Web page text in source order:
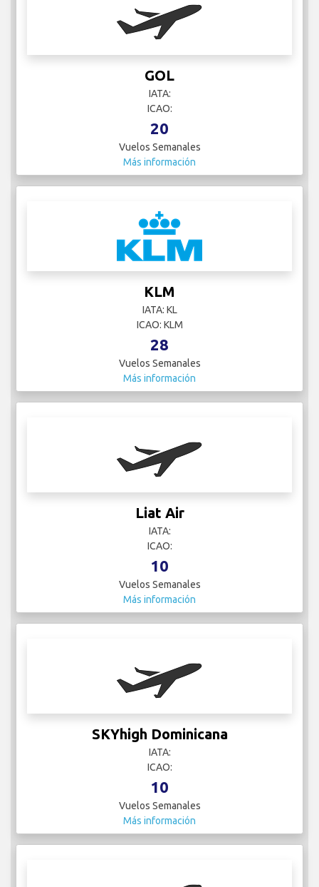
GOL
IATA:
ICAO:
20
Vuelos Semanales
Más información
KLM
IATA: KL
ICAO: KLM
28
Vuelos Semanales
Más información
Liat Air
IATA:
ICAO:
10
Vuelos Semanales
Más información
SKYhigh Dominicana
IATA:
ICAO:
10
Vuelos Semanales
Más información